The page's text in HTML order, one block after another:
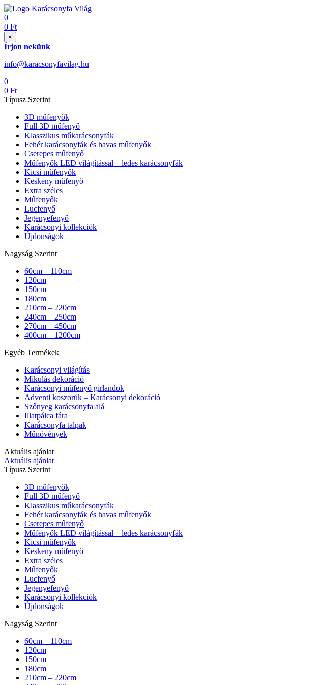
0
0 Ft
×
Írjon nekünk
info@karacsonyfavilag.hu
0
0 Ft
Típusz Szerint
3D műfenyők
Full 3D műfenyő
Klasszikus műkarácsonyfák
Fehér karácsonyfák és havas műfenyők
Cserepes műfenyő
Műfenyők LED világítással – ledes karácsonyfák
Kicsi műfenyők
Keskeny műfenyő
Extra széles
Műfenyők
Lucfenyő
Jegenyefenyő
Karácsonyi kollekciók
Újdonságok
Nagyság Szerint
60cm – 110cm
120cm
150cm
180cm
210cm – 220cm
240cm – 250cm
270cm – 450cm
400cm – 1200cm
Egyéb Termékek
Karácsonyi világítás
Mikulás dekoráció
Karácsonyi műfenyő girlandok
Adventi koszorúk – Karácsonyi dekoráció
Szőnyeg karácsonyfa alá
Illatpálca fára
Karácsonyfa talpak
Műnövények
Aktuális ajánlat
Aktuális ajánlat
Típusz Szerint
3D műfenyők
Full 3D műfenyő
Klasszikus műkarácsonyfák
Fehér karácsonyfák és havas műfenyők
Cserepes műfenyő
Műfenyők LED világítással – ledes karácsonyfák
Kicsi műfenyők
Keskeny műfenyő
Extra széles
Műfenyők
Lucfenyő
Jegenyefenyő
Karácsonyi kollekciók
Újdonságok
Nagyság Szerint
60cm – 110cm
120cm
150cm
180cm
210cm – 220cm